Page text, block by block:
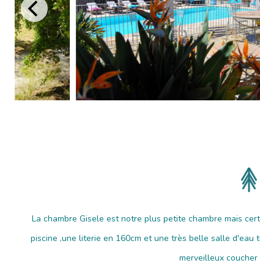
La chambre Gisele est notre plus petite chambre mais
piscine ,une literie en 160cm et une très belle salle
merveilleux